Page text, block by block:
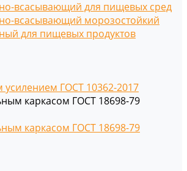
всасывающий для пищевых сред
всасывающий морозостойкий
для пищевых продуктов
усилением ГОСТ 10362-2017
каркасом ГОСТ 18698-79
каркасом ГОСТ 18698-79